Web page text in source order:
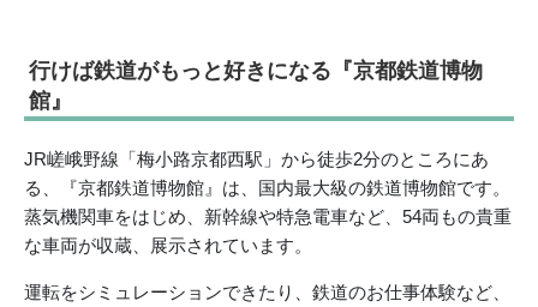
行けば鉄道がもっと好きになる『京都鉄道博物
館』
JR嵯峨野線「梅小路京都西駅」から徒歩2分のところにあ
る、『京都鉄道博物館』は、国内最大級の鉄道博物館です。
蒸気機関車をはじめ、新幹線や特急電車など、54両もの貴重
な車両が収蔵、展示されています。
運転をシミュレーションできたり、鉄道のお仕事体験など、